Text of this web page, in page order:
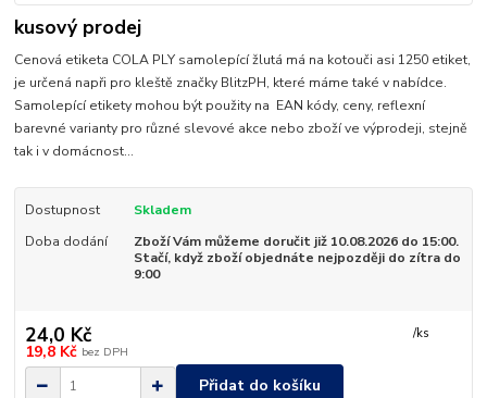
kusový prodej
Cenová etiketa COLA PLY samolepící žlutá má na kotouči asi 1250 etiket,
je určená napři pro kleště značky BlitzPH, které máme také v nabídce.
Samolepící etikety mohou být použity na EAN kódy, ceny, reflexní
barevné varianty pro různé slevové akce nebo zboží ve výprodeji, stejně
tak i v domácnost...
Dostupnost
Skladem
Doba dodání
Zboží Vám můžeme doručit již 10.08.2026 do 15:00.
Stačí, když zboží objednáte nejpozději do zítra do
9:00
24,0 Kč /ks
19,8 Kč bez DPH
Přidat do košíku